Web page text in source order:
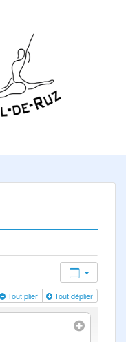
Tout plier Tout déplier